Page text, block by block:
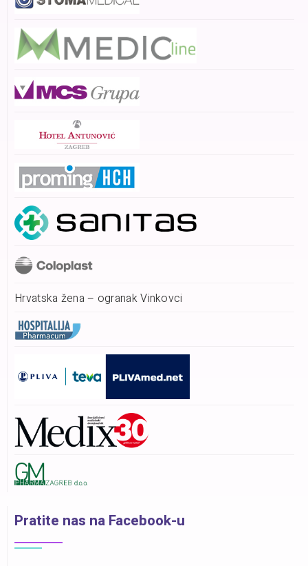
Hrvatska žena – ogranak Vinkovci
Pratite nas na Facebook-u